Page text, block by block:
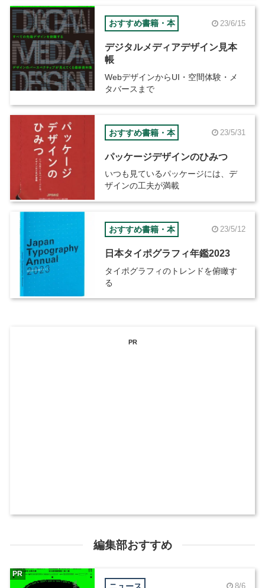
おすすめ書籍・本 23/6/15
デジタルメディアデザイン見本
帳
WebデザインからUI・空間体験・メ
タバースまで
おすすめ書籍・本 23/5/31
パッケージデザインのひみつ
いつも見ているパッケージには、デ
ザインの工夫が満載
おすすめ書籍・本 23/5/12
日本タイポグラフィ年鑑2023
タイポグラフィのトレンドを俯瞰す
る
PR
編集部おすすめ
ニュース 8/6
PR